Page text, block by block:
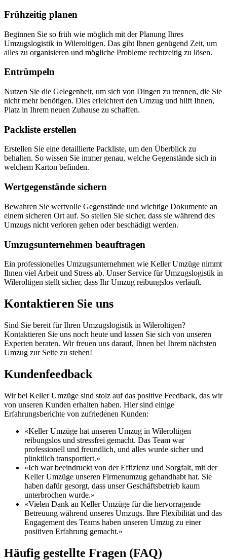
Frühzeitig planen
Beginnen Sie so früh wie möglich mit der Planung Ihres
Umzugslogistik in Wileroltigen. Das gibt Ihnen genügend Zeit, um
alles zu organisieren und mögliche Probleme rechtzeitig zu lösen.
Entrümpeln
Nutzen Sie die Gelegenheit, um sich von Dingen zu trennen, die Sie
nicht mehr benötigen. Dies erleichtert den Umzug und hilft Ihnen,
Platz in Ihrem neuen Zuhause zu schaffen.
Packliste erstellen
Erstellen Sie eine detaillierte Packliste, um den Überblick zu
behalten. So wissen Sie immer genau, welche Gegenstände sich in
welchem Karton befinden.
Wertgegenstände sichern
Bewahren Sie wertvolle Gegenstände und wichtige Dokumente an
einem sicheren Ort auf. So stellen Sie sicher, dass sie während des
Umzugs nicht verloren gehen oder beschädigt werden.
Umzugsunternehmen beauftragen
Ein professionelles Umzugsunternehmen wie Keller Umzüge nimmt
Ihnen viel Arbeit und Stress ab. Unser Service für Umzugslogistik in
Wileroltigen stellt sicher, dass Ihr Umzug reibungslos verläuft.
Kontaktieren Sie uns
Sind Sie bereit für Ihren Umzugslogistik in Wileroltigen?
Kontaktieren Sie uns noch heute und lassen Sie sich von unseren
Experten beraten. Wir freuen uns darauf, Ihnen bei Ihrem nächsten
Umzug zur Seite zu stehen!
Kundenfeedback
Wir bei Keller Umzüge sind stolz auf das positive Feedback, das wir
von unseren Kunden erhalten haben. Hier sind einige
Erfahrungsberichte von zufriedenen Kunden:
«Keller Umzüge hat unseren Umzug in Wileroltigen
reibungslos und stressfrei gemacht. Das Team war
professionell und freundlich, und alles wurde sicher und
pünktlich transportiert.»
«Ich war beeindruckt von der Effizienz und Sorgfalt, mit der
Keller Umzüge unseren Firmenumzug gehandhabt hat. Sie
haben dafür gesorgt, dass unser Geschäftsbetrieb kaum
unterbrochen wurde.»
«Vielen Dank an Keller Umzüge für die hervorragende
Betreuung während unseres Umzugs. Ihre Flexibilität und das
Engagement des Teams haben unseren Umzug zu einer
positiven Erfahrung gemacht.»
Häufig gestellte Fragen (FAQ)